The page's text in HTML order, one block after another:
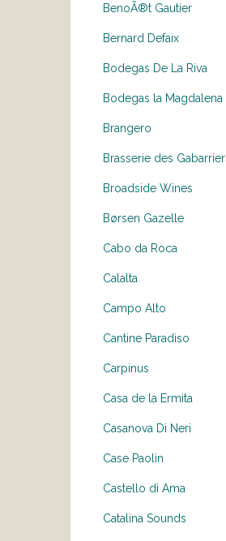
BenoÃ®t Gautier
Bernard Defaix
Bodegas De La Riva
Bodegas la Magdalena
Brangero
Brasserie des
Broadside Wines
Børsen Gazelle
Cabo da Roca
Calalta
Campo Alto
Cantine Paradiso
Carpinus
Casa de la Ermita
Casanova Di Neri
Case Paolin
Castello di Ama
Catalina Sounds